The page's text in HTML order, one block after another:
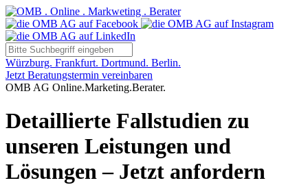
Würzburg. Frankfurt. Dortmund. Berlin.
Jetzt Beratungstermin vereinbaren
OMB AG Online.Marketing.Berater.
Detaillierte Fallstudien zu
unseren Leistungen und
Lösungen – Jetzt anfordern